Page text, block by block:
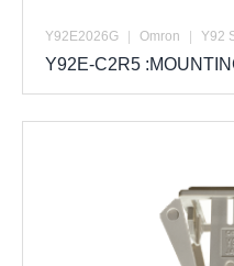
Y92E2026G | Omron | Y92
Y92E-C2R5